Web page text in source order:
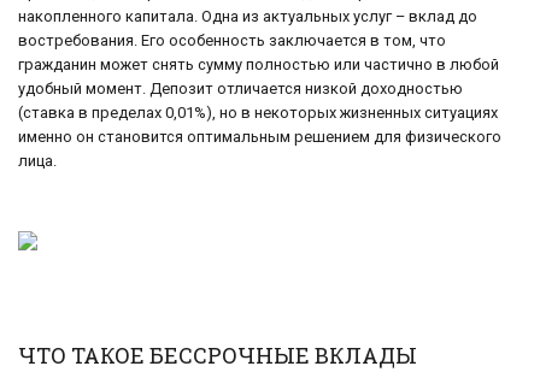
накопленного капитала. Одна из актуальных услуг – вклад до
востребования. Его особенность заключается в том, что
гражданин может снять сумму полностью или частично в любой
удобный момент. Депозит отличается низкой доходностью
(ставка в пределах 0,01%), но в некоторых жизненных ситуациях
именно он становится оптимальным решением для физического
лица.
ЧТО ТАКОЕ БЕССРОЧНЫЕ ВКЛАДЫ